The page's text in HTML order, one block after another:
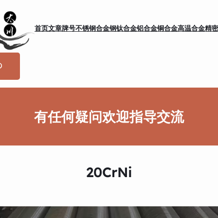
首页文章牌号不锈钢合金钢钛合金铝合金铜合金高温合金精
有任何疑问欢迎指导交流
20CrNi